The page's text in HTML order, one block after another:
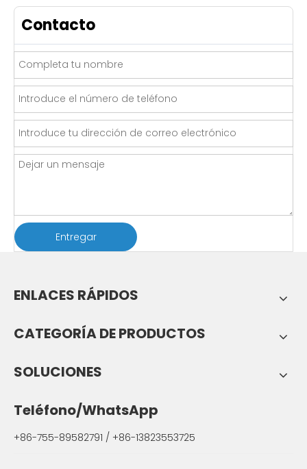
Contacto
Entregar
ENLACES RÁPIDOS
CATEGORÍA DE PRODUCTOS
SOLUCIONES
Teléfono/WhatsApp
+86-755-89582791 / +86-13823553725